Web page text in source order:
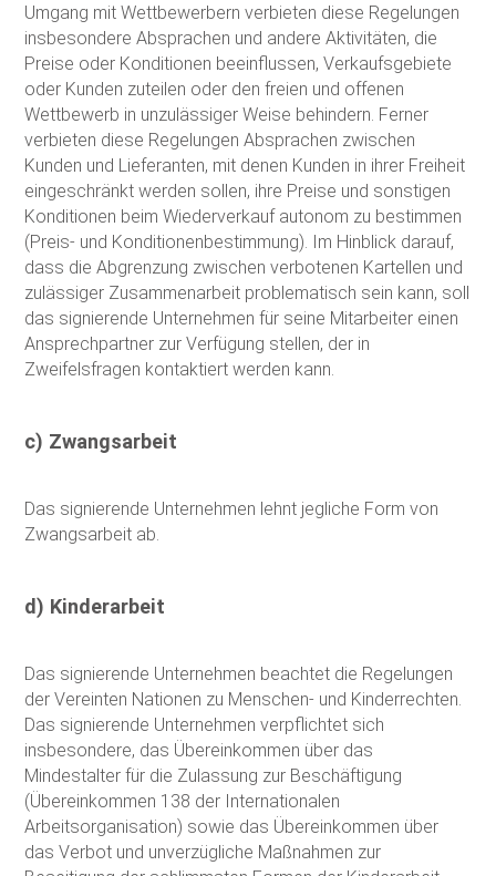
Umgang mit Wettbewerbern verbieten diese Regelungen
insbesondere Absprachen und andere Aktivitäten, die
Preise oder Konditionen beeinflussen, Verkaufsgebiete
oder Kunden zuteilen oder den freien und offenen
Wettbewerb in unzulässiger Weise behindern. Ferner
verbieten diese Regelungen Absprachen zwischen
Kunden und Lieferanten, mit denen Kunden in ihrer Freiheit
eingeschränkt werden sollen, ihre Preise und sonstigen
Konditionen beim Wiederverkauf autonom zu bestimmen
(Preis- und Konditionenbestimmung). Im Hinblick darauf,
dass die Abgrenzung zwischen verbotenen Kartellen und
zulässiger Zusammenarbeit problematisch sein kann, soll
das signierende Unternehmen für seine Mitarbeiter einen
Ansprechpartner zur Verfügung stellen, der in
Zweifelsfragen kontaktiert werden kann.
c) Zwangsarbeit
Das signierende Unternehmen lehnt jegliche Form von
Zwangsarbeit ab.
d) Kinderarbeit
Das signierende Unternehmen beachtet die Regelungen
der Vereinten Nationen zu Menschen- und Kinderrechten.
Das signierende Unternehmen verpflichtet sich
insbesondere, das Übereinkommen über das
Mindestalter für die Zulassung zur Beschäftigung
(Übereinkommen 138 der Internationalen
Arbeitsorganisation) sowie das Übereinkommen über
das Verbot und unverzügliche Maßnahmen zur